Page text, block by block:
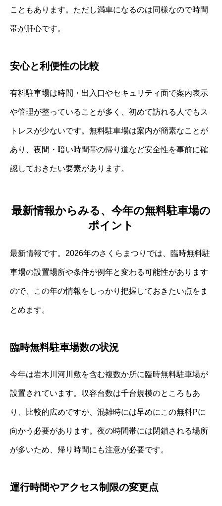
こともあります。ただし満車になるのは同様なので時間
帯が肝心です。
安心と利便性の比較
有料駐車場は時間・出入口やセキュリティ面で案内表示
や管理が整っていることが多く、初めて訪れる人でもス
トレスが少ないです。無料駐車場は案内が簡素なことが
あり、夜間・暗い時間帯の帰り道など安全性を事前に確
認しておきたい要素があります。
最新情報からみる、今年の無料駐車場の
ポイント
最新情報です。2026年のさくらまつりでは、臨時無料駐
車場の設置場所や条件が例年と変わる可能性があります
ので、この年の情報をしっかり把握しておきたい点をま
とめます。
臨時無料駐車場数の状況
今年は岩木川河川敷を含む複数か所に臨時無料駐車場が
設置されています。収容台数は千台規模のところもあ
り、比較的広めですが、混雑時には早めにこの無料Pに
向かう必要があります。夜の時間帯には閉鎖される場所
が多いため、帰り時間にも注意が必要です。
運行時間やアクセス制限の変更点